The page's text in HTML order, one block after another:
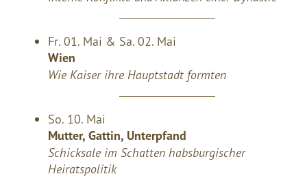
Fr. 01. Mai & Sa. 02. Mai
Wien
Wie Kaiser ihre Hauptstadt formten
So. 10. Mai
Mutter, Gattin, Unterpfand
Schicksale im Schatten habsburgischer
Heiratspolitik